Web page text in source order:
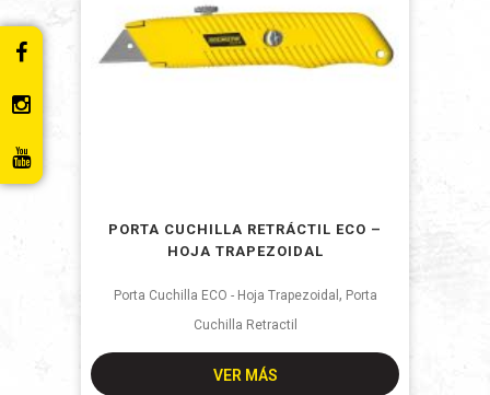
PORTA CUCHILLA RETRÁCTIL ECO –
HOJA TRAPEZOIDAL
Porta Cuchilla ECO - Hoja Trapezoidal , Porta
Cuchilla Retractil
VER MÁS